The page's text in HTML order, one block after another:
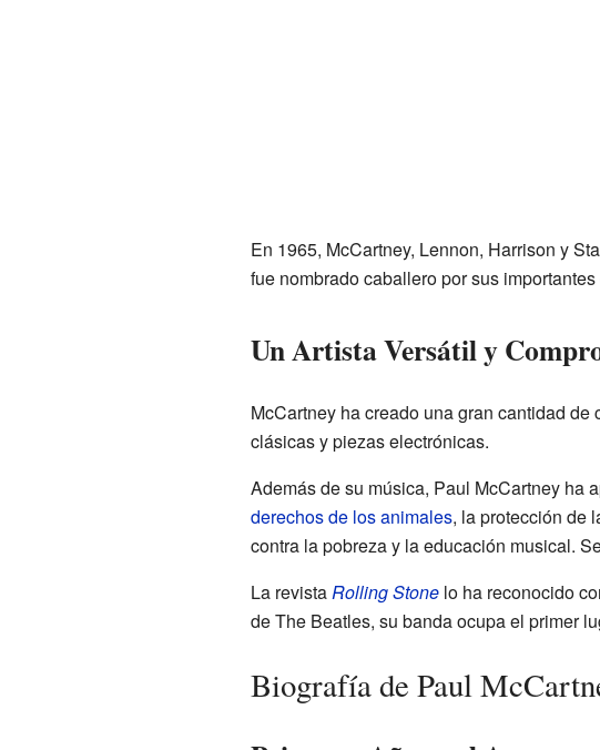
En 1965, McCartney, Lennon, Harrison y
fue nombrado caballero por sus
Un Artista Versátil y
McCartney ha creado una gran cantidad
clásicas y piezas electrónicas.
Además de su música, Paul McCartney ha
derechos de los animales, la protección de
contra la pobreza y la educación musical.
La revistaRolling Stonelo ha reconocido
de The Beatles, su banda ocupa el primer
Biografía de Paul